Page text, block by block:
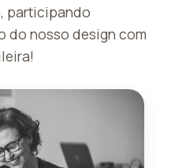
participando
do nosso design com